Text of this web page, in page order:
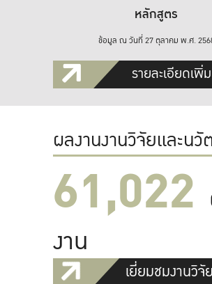
หลักสูตร
ข้อมูล ณ วันที่ 27 ตุลาคม พ.ศ.
รายละเอียดเพิ่
ผลงานงานวิจัยและน
61,022
งาน
เยี่ยมชมงานวิ